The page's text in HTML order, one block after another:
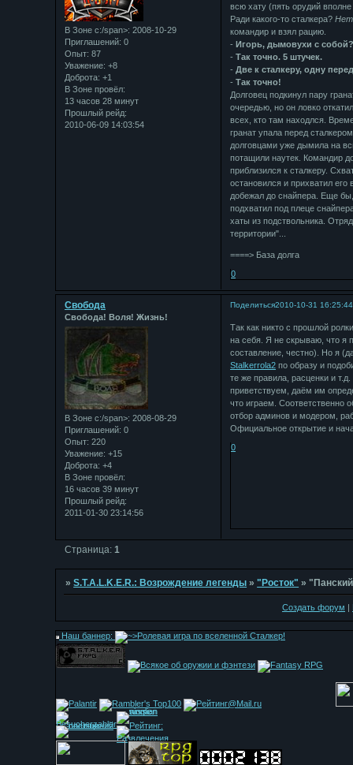
В Зоне с:/span>: 2008-10-29
Приглашений: 0
Опыт: 87
Уважение: +8
Доброта: +1
В Зоне провёл:
13 часов 28 минут
Прошлый рейд:
2010-06-09 14:03:54
всю хату (пять орудий
Ради какого-то сталкера?
командир и взял рацию.
-Игорь, дымовухи с
-Так точно. 5 штучек.
-Две к сталкеру, одну
-Так точно!
Долговец подкинул пару
очередью, но он ловко
всех, кто там находлся.
гранат упала перед
долговцами уже дымила на
потащили наутек. Командир
приблизился к сталкеру.
остановился и прихватил
добежал до снайпера. Еще
подхватил под плеце
хаты из подствольника.
территории"...
====> База долга
0
Поделиться2010-10-31 16:25:44
Свобода
Свобода! Воля! Жизнь!
В Зоне с:/span>: 2008-08-29
Приглашений: 0
Опыт: 220
Уважение: +15
Доброта: +4
В Зоне провёл:
16 часов 39 минут
Прошлый рейд:
2011-01-30 23:14:56
Так как никто с прошлой
на себя. Я не скрываю, что я
составление, честно). Но я
Stalkerrola2 по образу и
те же правила, расценки и
приветствуем, даём им
что играем. Соответственно
отбор админов и модером,
Официальное открытие и
0
Страница:1
»S.T.A.L.K.E.R.: Возрождение легенды »"Росток" »
Создать форум
Наш баннер: